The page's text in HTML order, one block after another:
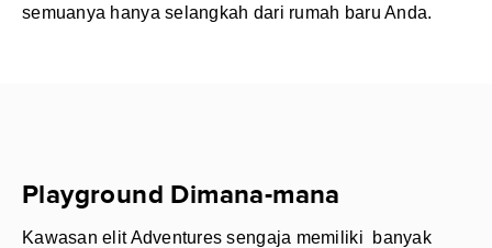
semuanya hanya selangkah dari rumah baru Anda.
Playground Dimana-mana
Kawasan elit Adventures sengaja memiliki banyak